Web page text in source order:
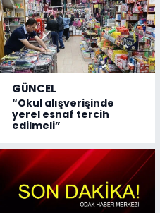
GÜNCEL
“Okul alışverişinde
yerel esnaf tercih
edilmeli”